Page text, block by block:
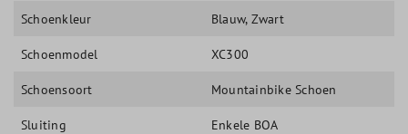
Schoenkleur Blauw, Zwart
Schoenmodel XC300
Schoensoort Mountainbike Schoen
Sluiting Enkele BOA